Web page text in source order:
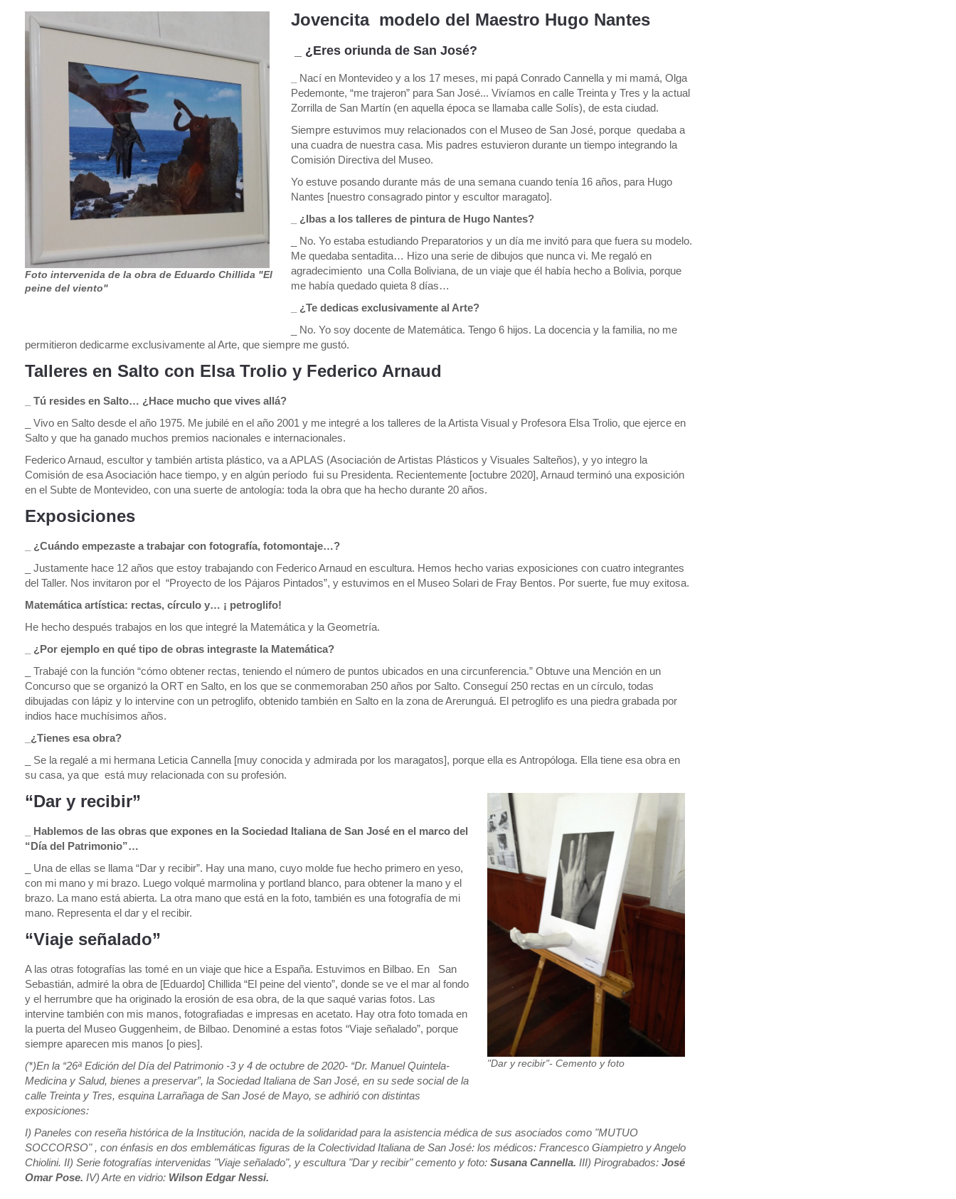
Foto intervenida de la obra de Eduardo Chillida "El
peine del viento"
Jovencita modelo del Maestro Hugo Nantes
_ ¿Eres oriunda de San José?
Nací en Montevideo y a los 17 meses, mi papá Conrado Cannella y mi mamá, Olga
Pedemonte, “me trajeron” para San José... Vivíamos en calle Treinta y Tres y la actual
Zorrilla de San Martín (en aquella época se llamaba calle Solís), de esta ciudad.
Siempre estuvimos muy relacionados con el Museo de San José, porque quedaba a
una cuadra de nuestra casa. Mis padres estuvieron durante un tiempo integrando la
Comisión Directiva del Museo.
Yo estuve posando durante más de una semana cuando tenía 16 años, para Hugo
Nantes [nuestro consagrado pintor y escultor maragato].
_ ¿Ibas a los talleres de pintura de Hugo Nantes?
_ No. Yo estaba estudiando Preparatorios y un día me invitó para que fuera su modelo.
Me quedaba sentadita… Hizo una serie de dibujos que nunca vi. Me regaló en
agradecimiento una Colla Boliviana, de un viaje que él había hecho a Bolivia, porque
me había quedado quieta 8 días…
_ ¿Te dedicas exclusivamente al Arte?
_ No. Yo soy docente de Matemática. Tengo 6 hijos. La docencia y la familia, no me
permitieron dedicarme exclusivamente al Arte, que siempre me gustó.
Talleres en Salto con Elsa Trolio y Federico Arnaud
_ Tú resides en Salto… ¿Hace mucho que vives allá?
_ Vivo en Salto desde el año 1975. Me jubilé en el año 2001 y me integré a los talleres de la Artista Visual y Profesora Elsa Trolio, que ejerce en
Salto y que ha ganado muchos premios nacionales e internacionales.
Federico Arnaud, escultor y también artista plástico, va a APLAS (Asociación de Artistas Plásticos y Visuales Salteños), y yo integro la
Comisión de esa Asociación hace tiempo, y en algún período fui su Presidenta. Recientemente [octubre 2020], Arnaud terminó una exposición
en el Subte de Montevideo, con una suerte de antología: toda la obra que ha hecho durante 20 años.
Exposiciones
_ ¿Cuándo empezaste a trabajar con fotografía, fotomontaje…?
_ Justamente hace 12 años que estoy trabajando con Federico Arnaud en escultura. Hemos hecho varias exposiciones con cuatro integrantes
del Taller. Nos invitaron por el “Proyecto de los Pájaros Pintados”, y estuvimos en el Museo Solari de Fray Bentos. Por suerte, fue muy exitosa.
Matemática artística: rectas, círculo y… ¡ petroglifo!
He hecho después trabajos en los que integré la Matemática y la Geometría.
_ ¿Por ejemplo en qué tipo de obras integraste la Matemática?
_ Trabajé con la función “cómo obtener rectas, teniendo el número de puntos ubicados en una circunferencia.” Obtuve una Mención en un
Concurso que se organizó la ORT en Salto, en los que se conmemoraban 250 años por Salto. Conseguí 250 rectas en un círculo, todas
dibujadas con lápiz y lo intervine con un petroglifo, obtenido también en Salto en la zona de Arerunguá. El petroglifo es una piedra grabada por
indios hace muchísimos años.
_¿Tienes esa obra?
_ Se la regalé a mi hermana Leticia Cannella [muy conocida y admirada por los maragatos], porque ella es Antropóloga. Ella tiene esa obra en
su casa, ya que está muy relacionada con su profesión.
"Dar y recibir"- Cemento y foto
“Dar y recibir”
_ Hablemos de las obras que expones en la Sociedad Italiana de San José en el marco del
“Día del Patrimonio”…
_ Una de ellas se llama “Dar y recibir”. Hay una mano, cuyo molde fue hecho primero en yeso,
con mi mano y mi brazo. Luego volqué marmolina y portland blanco, para obtener la mano y el
brazo. La mano está abierta. La otra mano que está en la foto, también es una fotografía de mi
mano. Representa el dar y el recibir.
“Viaje señalado”
A las otras fotografías las tomé en un viaje que hice a España. Estuvimos en Bilbao. En San
Sebastián, admiré la obra de [Eduardo] Chillida “El peine del viento”, donde se ve el mar al fondo
y el herrumbre que ha originado la erosión de esa obra, de la que saqué varias fotos. Las
intervine también con mis manos, fotografiadas e impresas en acetato. Hay otra foto tomada en
la puerta del Museo Guggenheim, de Bilbao. Denominé a estas fotos “Viaje señalado”, porque
siempre aparecen mis manos [o pies].
(*)En la “26ª Edición del Día del Patrimonio -3 y 4 de octubre de 2020- “Dr. Manuel Quintela-
Medicina y Salud, bienes a preservar”, la Sociedad Italiana de San José, en su sede social de la
calle Treinta y Tres, esquina Larrañaga de San José de Mayo, se adhirió con distintas
exposiciones:
I) Paneles con reseña histórica de la Institución, nacida de la solidaridad para la asistencia médica de sus asociados como "MUTUO
SOCCORSO" , con énfasis en dos emblemáticas figuras de la Colectividad Italiana de San José: los médicos: Francesco Giampietro y Angelo
Chiolini. II) Serie fotografías intervenidas "Viaje señalado", y escultura "Dar y recibir" cemento y foto: Susana Cannella. III) Pirograbados: José
Omar Pose. IV) Arte en vidrio: Wilson Edgar Nessi.